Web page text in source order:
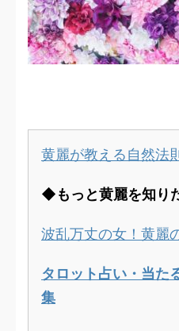
黄麗が教える自然法
◆もっと黄麗を知り
波乱万丈の女！黄麗
タロット占い・当た
集